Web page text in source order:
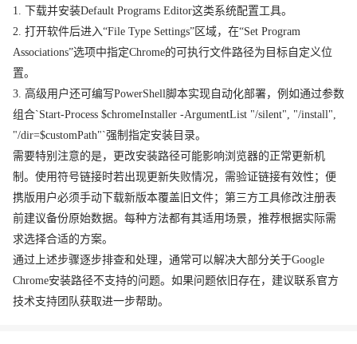
1. 下载并安装Default Programs Editor这类系统配置工具。
2. 打开软件后进入“File Type Settings”区域，在“Set Program
Associations”选项中指定Chrome的可执行文件路径为目标自定义位
置。
3. 高级用户还可编写PowerShell脚本实现自动化部署，例如通过参数
组合`Start-Process $chromeInstaller -ArgumentList "/silent", "/install",
"/dir=$customPath"`强制指定安装目录。
需要特别注意的是，更改安装路径可能影响浏览器的正常更新机
制。使用符号链接时若出现更新失败情况，需验证链接有效性；便
携版用户必须手动下载新版本覆盖旧文件；第三方工具修改注册表
前建议备份原始数据。每种方法都有其适用场景，推荐根据实际需
求选择合适的方案。
通过上述步骤逐步排查和处理，通常可以解决大部分关于Google
Chrome安装路径不支持的问题。如果问题依旧存在，建议联系官方
技术支持团队获取进一步帮助。